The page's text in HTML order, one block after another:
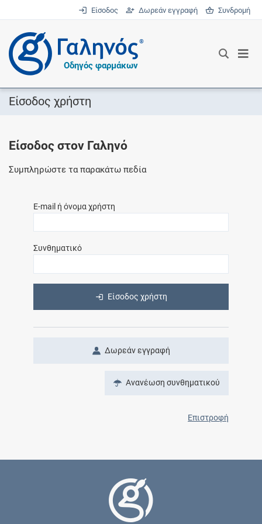
Είσοδος Δωρεάν εγγραφή Συνδρομή
®
Οδηγός φαρμάκων
Είσοδος χρήστη
Είσοδος στον Γαληνό
Συμπληρώστε τα παρακάτω πεδία
E-mail ή όνομα χρήστη
Συνθηματικό
Είσοδος χρήστη
Δωρεάν εγγραφή
Ανανέωση συνθηματικού
Επιστροφή